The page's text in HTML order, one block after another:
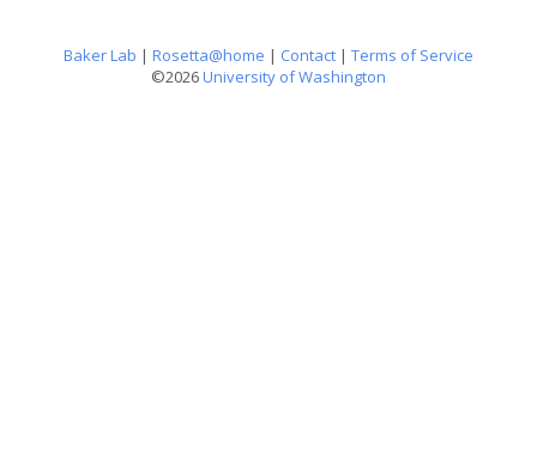
Baker Lab | Rosetta@home | Contact | Terms of Service
©2026University of Washington